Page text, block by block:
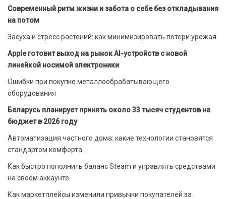
Современный ритм жизни и забота о себе без откладывания
на потом
Засуха и стресс растений: как минимизировать потери урожая
Apple готовит выход на рынок AI-устройств с новой
линейкой носимой электроники
Ошибки при покупке металлообрабатывающего
оборудования
Беларусь планирует принять около 33 тысяч студентов на
бюджет в 2026 году
Автоматизация частного дома: какие технологии становятся
стандартом комфорта
Как быстро пополнить баланс Steam и управлять средствами
на своём аккаунте
Как маркетплейсы изменили привычки покупателей за